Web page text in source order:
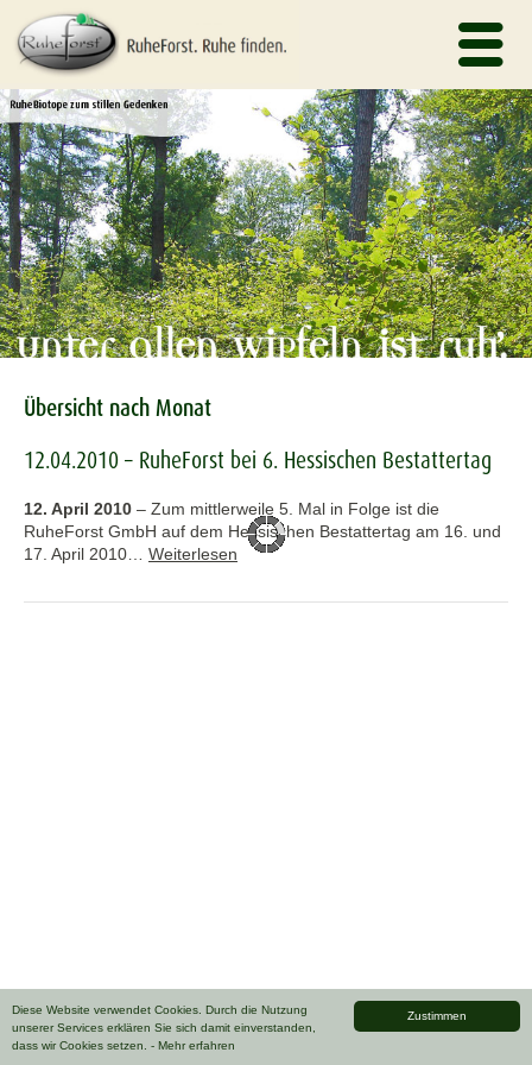
Zustimmen
Diese Website verwendet Cookies. Durch die Nutzung
unserer Services erklären Sie sich damit einverstanden,
dass wir Cookies setzen. - Mehr erfahren
Übersicht nach Monat
12.04.2010 – RuheForst bei 6. Hessischen Bestattertag
12. April 2010 – Zum mittlerweile 5. Mal in Folge ist die
RuheForst GmbH auf dem Hessischen Bestattertag am 16. und
17. April 2010… Weiterlesen